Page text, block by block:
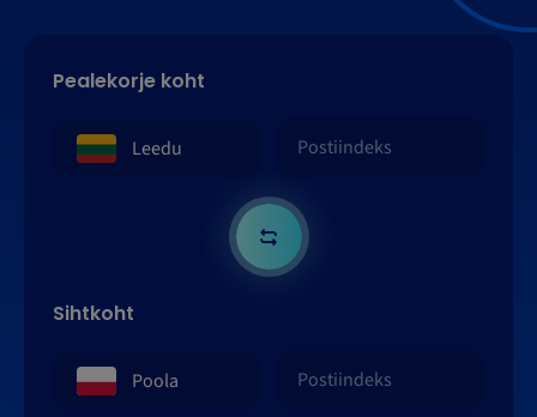
Pealekorje koht
Sihtkoht